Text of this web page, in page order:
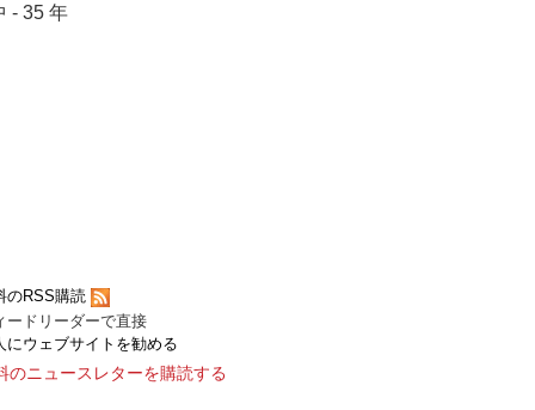
- 35 年
のRSS購読
ードリーダーで直接
にウェブサイトを勧める
のニュースレターを購読する